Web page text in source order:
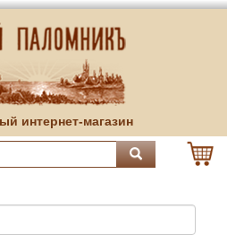
интернет-магазин